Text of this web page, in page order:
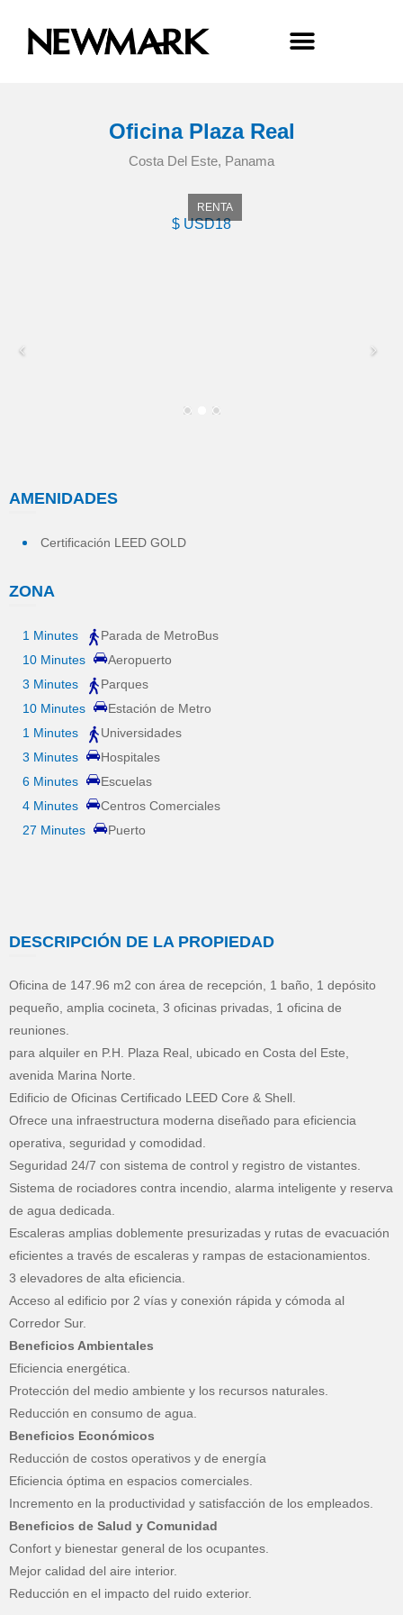
Oficina Plaza Real
Costa Del Este, Panama
RENTA
$ USD18
AMENIDADES
Certificación LEED GOLD
ZONA
Parada de MetroBus
1 Minutes
Aeropuerto
10 Minutes
Parques
3 Minutes
Estación de Metro
10 Minutes
Universidades
1 Minutes
Hospitales
3 Minutes
Escuelas
6 Minutes
Centros Comerciales
4 Minutes
Puerto
27 Minutes
DESCRIPCIÓN DE LA PROPIEDAD
Oficina de 147.96 m2 con área de recepción, 1 baño, 1 depósito
pequeño, amplia cocineta, 3 oficinas privadas, 1 oficina de
reuniones.
para alquiler en P.H. Plaza Real, ubicado en Costa del Este,
avenida Marina Norte.
Edificio de Oficinas Certificado LEED Core & Shell.
Ofrece una infraestructura moderna diseñado para eficiencia
operativa, seguridad y comodidad.
Seguridad 24/7 con sistema de control y registro de vistantes.
Sistema de rociadores contra incendio, alarma inteligente y reserva
de agua dedicada.
Escaleras amplias doblemente presurizadas y rutas de evacuación
eficientes a través de escaleras y rampas de estacionamientos.
3 elevadores de alta eficiencia.
Acceso al edificio por 2 vías y conexión rápida y cómoda al
Corredor Sur.
Beneficios Ambientales
Eficiencia energética.
Protección del medio ambiente y los recursos naturales.
Reducción en consumo de agua.
Beneficios Económicos
Reducción de costos operativos y de energía
Eficiencia óptima en espacios comerciales.
Incremento en la productividad y satisfacción de los empleados.
Beneficios de Salud y Comunidad
Confort y bienestar general de los ocupantes.
Mejor calidad del aire interior.
Reducción en el impacto del ruido exterior.